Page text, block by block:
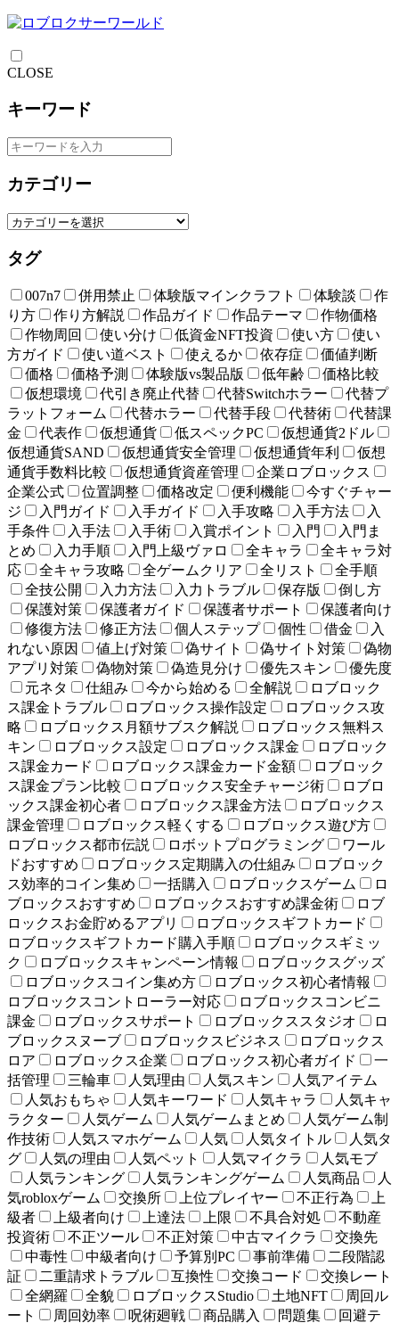
CLOSE
キーワード
カテゴリー
タグ
007n7 併用禁止 体験版マインクラフト 体験談
作
り方
作り方解説 作品ガイド 作品テーマ
作物価格
作物周回
使い分け 低資金NFT投資 使い方
使い
方ガイド
使い道ベスト 使えるか 依存症
価値判断
価格
価格予測 体験版vs製品版 低年齢
価格比較
仮想環境
代引き廃止代替 代替Switchホラー
代替プ
ラットフォーム
代替ホラー 代替手段 代替術
代替課
金
代表作 仮想通貨 低スペックPC
仮想通貨2ドル
仮想通貨SAND
仮想通貨安全管理 仮想通貨年利
仮想
通貨手数料比較
仮想通貨資産管理
企業ロブロックス
企業公式
位置調整 価格改定 便利機能
今すぐチャー
ジ
入門ガイド 入手ガイド 入手攻略 入手方法
入
手条件
入手法 入手術 入賞ポイント 入門
入門ま
とめ
入力手順 入門上級ヴァロ 全キャラ
全キャラ対
応
全キャラ攻略 全ゲームクリア 全リスト
全手順
全技公開
入力方法 入力トラブル 保存版
倒し方
保護対策
保護者ガイド 保護者サポート
保護者向け
修復方法
修正方法 個人ステップ 個性 借金
入
れない原因
値上げ対策 偽サイト 偽サイト対策
偽物
アプリ対策
偽物対策 偽造見分け 優先スキン
優先度
元ネタ
仕組み 今から始める 全解説
ロブロック
ス課金トラブル
ロブロックス操作設定
ロブロックス攻
略
ロブロックス月額サブスク解説
ロブロックス無料ス
キン
ロブロックス設定 ロブロックス課金
ロブロック
ス課金カード
ロブロックス課金カード金額
ロブロック
ス課金プラン比較
ロブロックス安全チャージ術
ロブロ
ックス課金初心者
ロブロックス課金方法
ロブロックス
課金管理
ロブロックス軽くする
ロブロックス遊び方
ロブロックス都市伝説
ロボットプログラミング
ワール
ドおすすめ
ロブロックス定期購入の仕組み
ロブロック
ス効率的コイン集め
一括購入 ロブロックスゲーム
ロ
ブロックスおすすめ
ロブロックスおすすめ課金術
ロブ
ロックスお金貯めるアプリ
ロブロックスギフトカード
ロブロックスギフトカード購入手順
ロブロックスギミッ
ク
ロブロックスキャンペーン情報
ロブロックスグッズ
ロブロックスコイン集め方
ロブロックス初心者情報
ロブロックスコントローラー対応
ロブロックスコンビニ
課金
ロブロックスサポート ロブロックススタジオ
ロ
ブロックスヌーブ
ロブロックスビジネス
ロブロックス
ロア
ロブロックス企業 ロブロックス初心者ガイド
一
括管理
三輪車 人気理由 人気スキン
人気アイテム
人気おもちゃ
人気キーワード 人気キャラ
人気キャ
ラクター
人気ゲーム 人気ゲームまとめ
人気ゲーム制
作技術
人気スマホゲーム 人気 人気タイトル
人気タ
グ
人気の理由 人気ペット 人気マイクラ
人気モブ
人気ランキング
人気ランキングゲーム 人気商品
人
気robloxゲーム
交換所 上位プレイヤー 不正行為
上
級者
上級者向け 上達法 上限 不具合対処
不動産
投資術
不正ツール 不正対策 中古マイクラ
交換先
中毒性
中級者向け 予算別PC 事前準備
二段階認
証
二重請求トラブル 互換性 交換コード
交換レート
全網羅
全貌 ロブロックスStudio 土地NFT
周回ル
ート
周回効率 呪術廻戦 商品購入 問題集
回避テ